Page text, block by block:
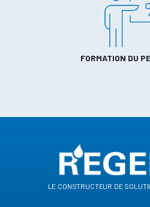
FORMATION DU
le constructeur de